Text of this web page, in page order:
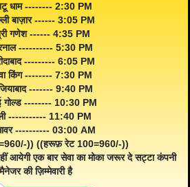
धाम -------- 2:30 PM
बाज़ार ------ 3:05 PM
गणेश ------ 4:35 PM
---------- 5:30 PM
--------- 6:05 PM
किंग -------- 7:30 PM
------- 9:40 PM
गोल्ड -------- 10:30 PM
----------- 11:40 PM
---------- 03:00 AM
)) ((हरूफ़ रेट 100=960/-))
आयेगी एक बार सेवा का मोका जरूर दे सट्टा कंपनी
मैनेजर की ज़िम्मेवारी है